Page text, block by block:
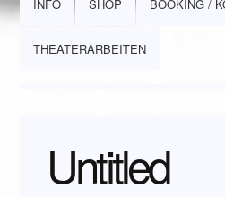
INFO SHOP BOOKING /
THEATERARBEITEN
Untitled